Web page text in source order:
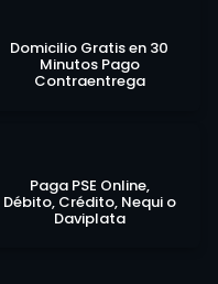
Domicilio Gratis en 30
Minutos Pago
Contraentrega
Paga PSE Online,
Débito, Crédito, Nequi o
Daviplata